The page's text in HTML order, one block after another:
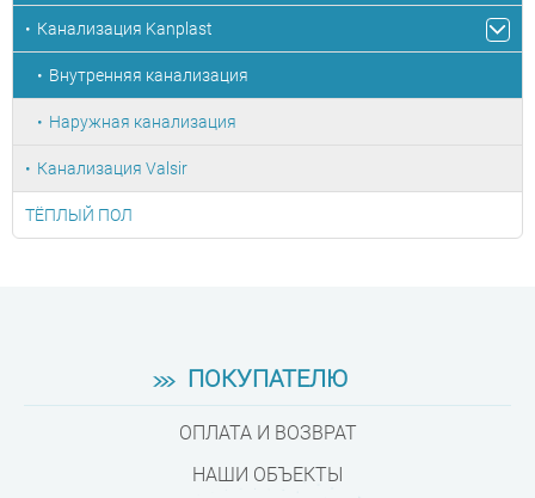
Канализация Kanplast
Внутренняя канализация
Наружная канализация
Канализация Valsir
ТЁПЛЫЙ ПОЛ
ПОКУПАТЕЛЮ
ОПЛАТА И ВОЗВРАТ
НАШИ ОБЪЕКТЫ